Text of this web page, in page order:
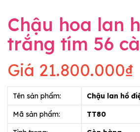
Chậu hoa lan
trắng tím 56
Giá 21.800.000₫
Tên sản phẩm: Chậu lan hồ
Mã sản phẩm: TT80